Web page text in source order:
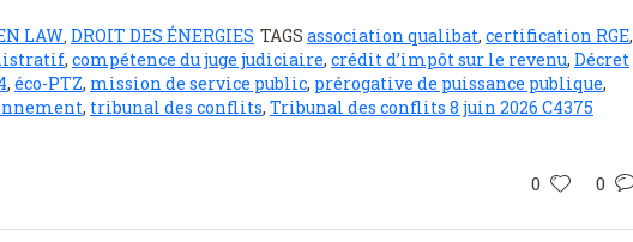
LAW DROIT DES ÉNERGIES TAGS association qualibat, certification RGE,
, compétence du juge judiciaire, crédit d’impôt sur le revenu, Décret
, éco-PTZ, mission de service public, prérogative de puissance publique,
, tribunal des conflits, Tribunal des conflits 8 juin 2026 C4375
0 0